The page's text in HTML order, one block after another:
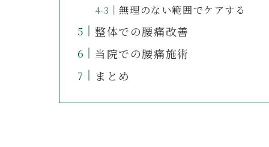
無理のない範囲でケアする
整体での腰痛改善
当院での腰痛施術
まとめ